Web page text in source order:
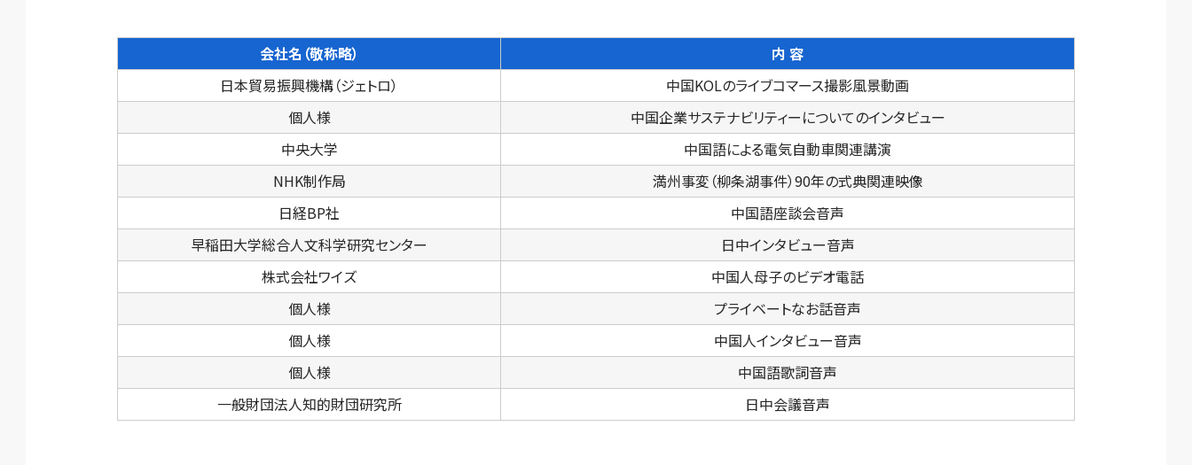
会社名（敬称略）
内 容
日本貿易振興機構（ジェトロ）
中国KOLのライブコマース撮影風景動画
個人様
中国企業サステナビリティーについてのインタビュー
中央大学
中国語による電気自動車関連講演
NHK制作局
満州事変（柳条湖事件）90年の式典関連映像
日経BP社
中国語座談会音声
早稲田大学総合人文科学研究センター
日中インタビュー音声
株式会社ワイズ
中国人母子のビデオ電話
個人様
プライベートなお話音声
個人様
中国人インタビュー音声
個人様
中国語歌詞音声
一般財団法人知的財団研究所
日中会議音声